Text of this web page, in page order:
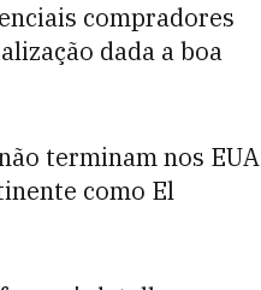
compradores
dada a boa
terminam nos EUA
como El